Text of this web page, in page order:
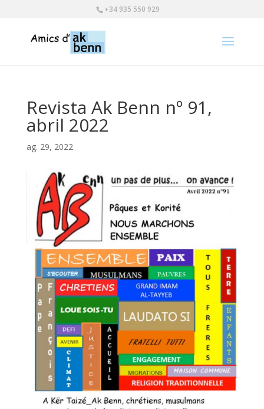
+34 935 550 929
Revista Ak Benn nº 91,
abril 2022
ag. 29, 2022